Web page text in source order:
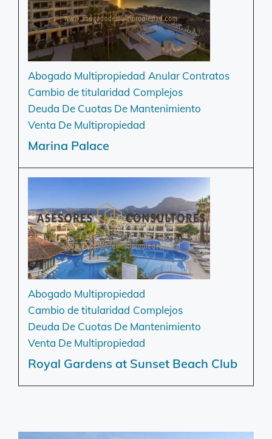
Abogado Multipropiedad Anular Contratos
Cambio de titularidad Complejos
Deuda De Cuotas De Mantenimiento
Venta De Multipropiedad
Marina Palace
Abogado Multipropiedad
Cambio de titularidad Complejos
Deuda De Cuotas De Mantenimiento
Venta De Multipropiedad
Royal Gardens at Sunset Beach Club